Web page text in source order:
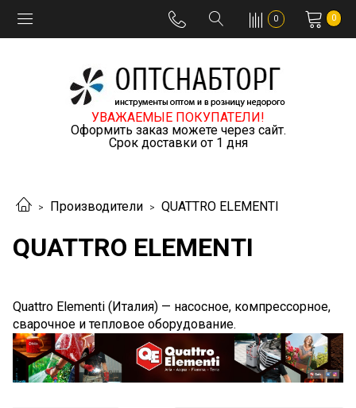
0 0
УВАЖАЕМЫЕ ПОКУПАТЕЛИ!
Оформить заказ можете через сайт.
Срок доставки от 1 дня
Производители QUATTRO ELEMENTI
QUATTRO ELEMENTI
Quattro Elementi (Италия) — насосное, компрессорное,
сварочное и тепловое оборудование.